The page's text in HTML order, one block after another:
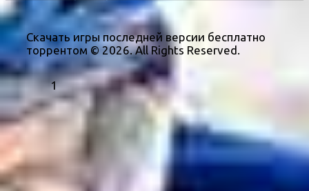
Скачать игры последней версии бесплатно
торрентом © 2026. All Rights Reserved.
1